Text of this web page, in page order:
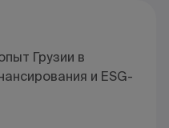
Грузии в
и ESG-